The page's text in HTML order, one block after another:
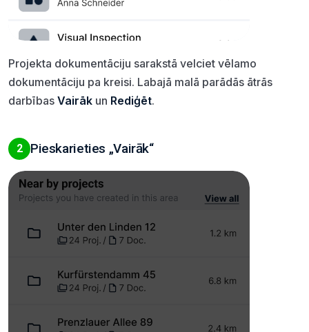
Projekta dokumentāciju sarakstā velciet vēlamo
dokumentāciju pa kreisi. Labajā malā parādās ātrās
darbības Vairāk un Rediģēt.
2 Pieskarieties „Vairāk“